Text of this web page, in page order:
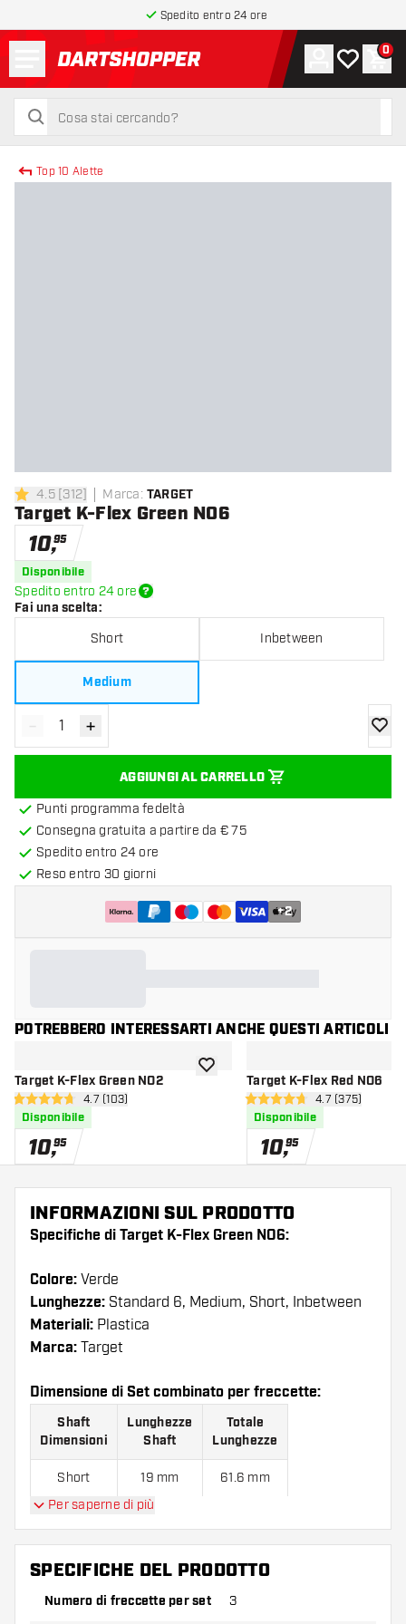
Spedito entro 24 ore
torna alla home page
cerca
cerca
Account
La mia0
Top 10 Alette
4.5 stelle di valutazione
4.5[312] Marca: TARGET
Target K-Flex Green NO6
10,95
Disponibile
Spedito entro 24 ore
Fai una scelta:
Short Inbetween
Medium
Diminuisci quantità
- Aumenta quantità
+
AGGIUNGI AL CARRELLO
Punti programma fedeltà
Consegna gratuita a partire da € 75
Spedito entro 24 ore
Reso entro 30 giorni
+2
POTREBBERO INTERESSARTI ANCHE QUESTI ARTICOLI
Target K-Flex Green NO2
apri pannello recensioni
4.7 stelle di valutazione
4.7 (103)
Disponibile
10,95
aggiungi alla lista dei desideri
Target K-Flex Red NO6
apri pannello
4.7 stelle di valutazione
4.7 (375)
Disponibile
10,95
INFORMAZIONI SUL PRODOTTO
Specifiche di Target K-Flex Green NO6:
Colore: Verde
Lunghezze: Standard 6, Medium, Short, Inbetween
Materiali: Plastica
Marca: Target
Dimensione di Set combinato per freccette:
Shaft
Dimensioni
Lunghezze
Shaft
Totale
Lunghezze
Short 19 mm 61.6 mm
Inbetween 26 mm
Per saperne di più
SPECIFICHE DEL PRODOTTO
Numero di freccette per set 3